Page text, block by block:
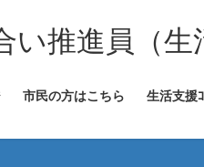
推進員（生
市民の方はこちら 生活支援